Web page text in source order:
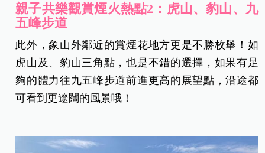
親子共樂觀賞煙火熱點2：虎山、豹山、九
五峰步道
此外，象山外鄰近的賞煙花地方更是不勝枚舉！如
虎山及、豹山三角點，也是不錯的選擇，如果有足
夠的體力往九五峰步道前進更高的展望點，沿途都
可看到更遼闊的風景哦！